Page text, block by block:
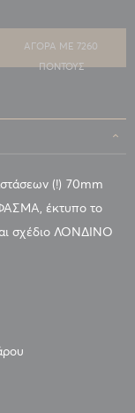
ΑΓΟΡΑ ΜΕ 7260
ΠΟΝΤΟΥΣ
(!) 70mm
έκτυπο το
σχέδιο ΛΟΝΔΙΝΟ